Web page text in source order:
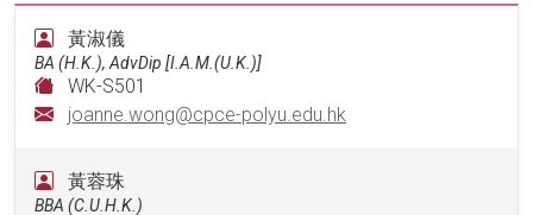
黃淑儀
BA (H.K.), AdvDip [I.A.M.(U.K.)]
WK-S501
joanne.wong@cpce-polyu.edu.hk
黃蓉珠
BBA (C.U.H.K.)